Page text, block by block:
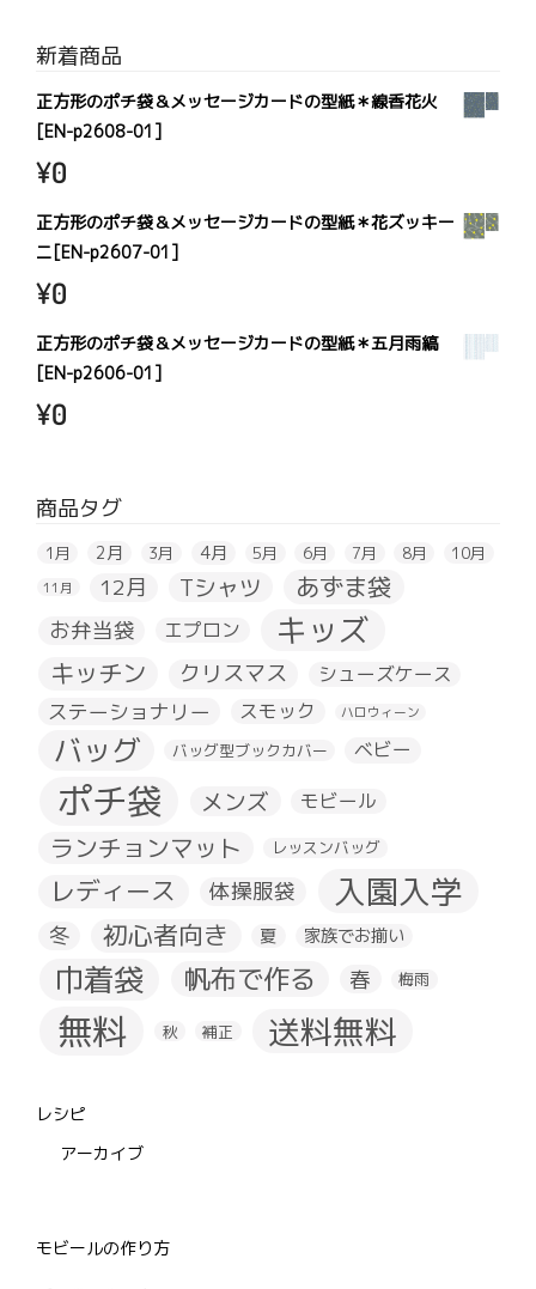
新着商品
正方形のポチ袋＆メッセージカードの型紙＊線香花火
[EN-p2608-01]
¥0
正方形のポチ袋＆メッセージカードの型紙＊花ズッキー
ニ[EN-p2607-01]
¥0
正方形のポチ袋＆メッセージカードの型紙＊五月雨縞
[EN-p2606-01]
¥0
商品タグ
1月 2月 3月 4月 5月 6月 7月 8月 10月
11月 12月 Tシャツ あずま袋
お弁当袋 エプロン キッズ
キッチン クリスマス シューズケース
ステーショナリー スモック ハロウィーン
バッグ バッグ型ブックカバー ベビー
ポチ袋 メンズ モビール
ランチョンマット レッスンバッグ
レディース 体操服袋 入園入学
冬 初心者向き 夏 家族でお揃い
巾着袋 帆布で作る 春 梅雨
無料 秋 補正 送料無料
レシピ
アーカイブ
モビールの作り方